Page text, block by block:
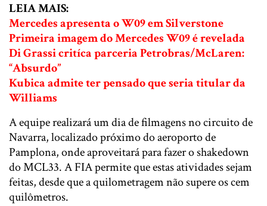
LEIA MAIS:
Mercedes apresenta o W09 em Silverstone
Primeira imagem do Mercedes W09 é revelada
Di Grassi critíca parceria Petrobras/McLaren:
“Absurdo”
Kubica admite ter pensado que seria titular da
Williams
A equipe realizará um dia de filmagens no circuito de
Navarra, localizado próximo do aeroporto de
Pamplona, onde aproveitará para fazer o shakedown
do MCL33. A FIA permite que estas atividades sejam
feitas, desde que a quilometragem não supere os cem
quilômetros.